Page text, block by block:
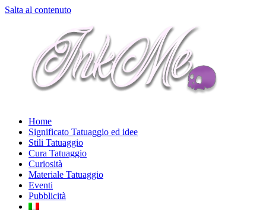
Salta al contenuto
Home
Significato Tatuaggio ed idee
Stili Tatuaggio
Cura Tatuaggio
Curiosità
Materiale Tatuaggio
Eventi
Pubblicità